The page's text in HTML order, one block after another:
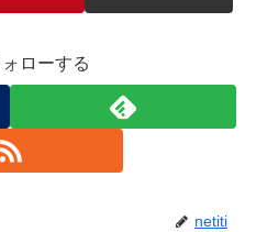
ローする
netiti